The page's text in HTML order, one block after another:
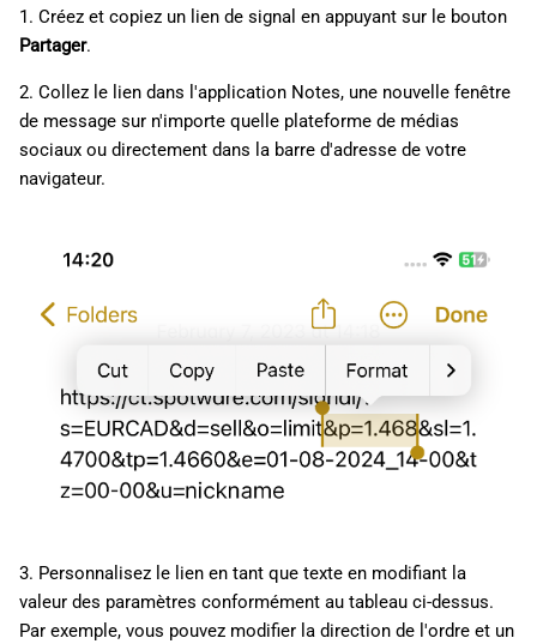
1. Créez et copiez un lien de signal en appuyant sur le bouton
Partager.
2. Collez le lien dans l'application Notes, une nouvelle fenêtre
de message sur n'importe quelle plateforme de médias
sociaux ou directement dans la barre d'adresse de votre
navigateur.
3. Personnalisez le lien en tant que texte en modifiant la
valeur des paramètres conformément au tableau ci-dessus.
Par exemple, vous pouvez modifier la direction de l'ordre et un